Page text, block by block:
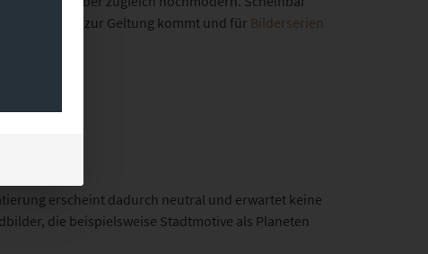
das einzeln zur Geltung kommt und für Bilderserien
erscheint dadurch neutral und erwartet keine
die beispielsweise Stadtmotive als Planeten